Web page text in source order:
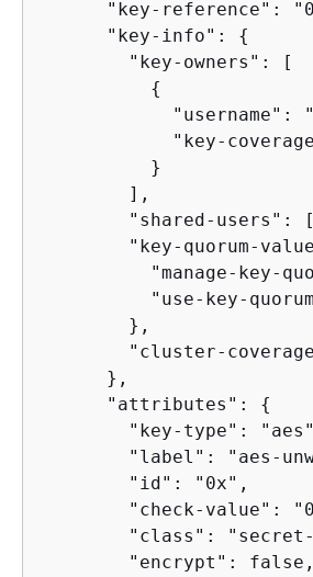
"key-reference":
      "key-info":
{
        "key-owners": [
{
"username":
"key-
          }
        ],
"shared-users":
"key-quorum-
"manage-key-
"use-key-
        },
"cluster-
      },
      "attributes":
{
"key-type":
"label": "aes-
        "id": "0x",
"check-value":
"class":
        "encrypt": false,